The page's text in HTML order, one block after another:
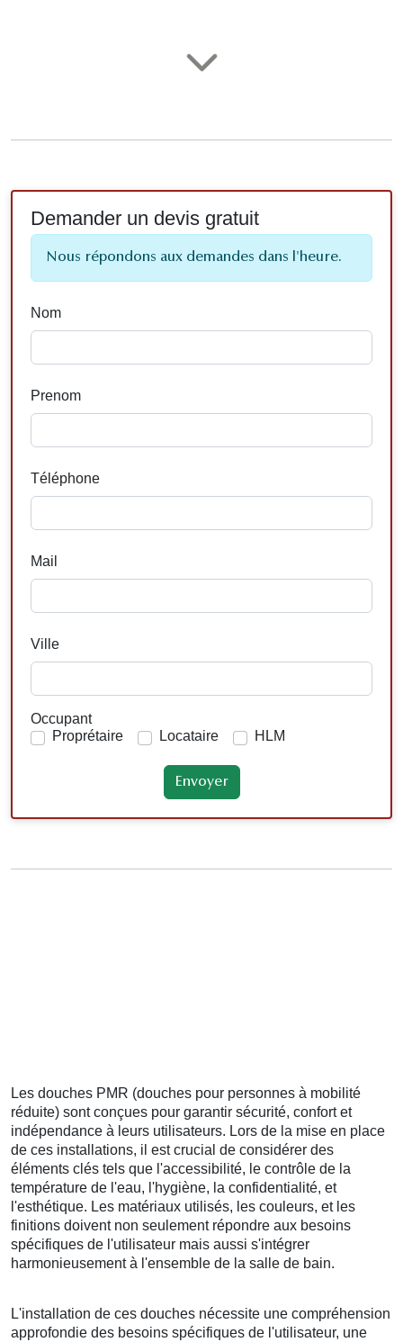
Demander un devis gratuit
Nous répondons aux demandes dans l'heure.
Nom
Prenom
Téléphone
Mail
Ville
Occupant
Proprétaire
Locataire HLM
Les douches PMR (douches pour personnes à mobilité
réduite) sont conçues pour garantir sécurité, confort et
indépendance à leurs utilisateurs. Lors de la mise en place
de ces installations, il est crucial de considérer des
éléments clés tels que l'accessibilité, le contrôle de la
température de l'eau, l'hygiène, la confidentialité, et
l'esthétique. Les matériaux utilisés, les couleurs, et les
finitions doivent non seulement répondre aux besoins
spécifiques de l'utilisateur mais aussi s'intégrer
harmonieusement à l'ensemble de la salle de bain.
L'installation de ces douches nécessite une compréhension
approfondie des besoins spécifiques de l'utilisateur, une